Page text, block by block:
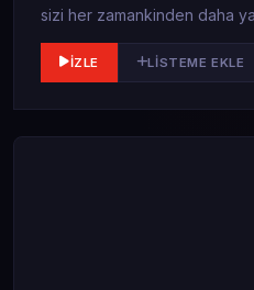
sizi her zamankinden daha
İZLE LISTEME EKLE